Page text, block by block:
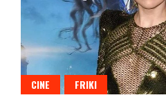
CINE FRIKI